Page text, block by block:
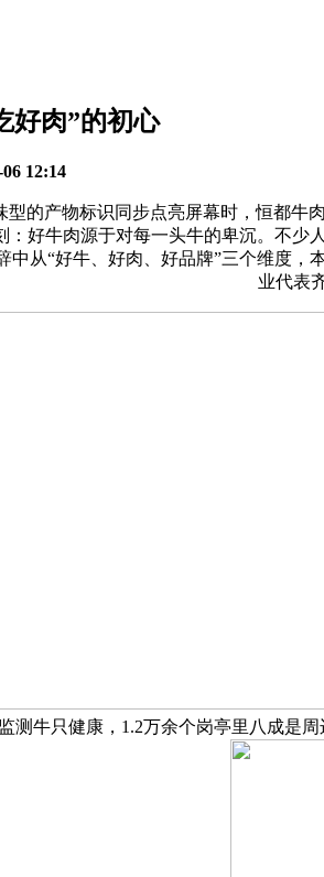
好肉”的初心
12:14
产物标识同步点亮屏幕时，恒都牛
：好牛肉源于对每一头牛的卑沉。不
中从“好牛、好肉、好品牌”三个维度
业代表
测牛只健康，1.2万余个岗亭里八成